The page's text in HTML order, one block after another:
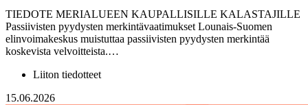
TIEDOTE MERIALUEEN KAUPALLISILLE KALASTAJILLE
Passiivisten pyydysten merkintävaatimukset Lounais-Suomen
elinvoimakeskus muistuttaa passiivisten pyydysten merkintää
koskevista velvoitteista.…
Liiton tiedotteet
15.06.2026